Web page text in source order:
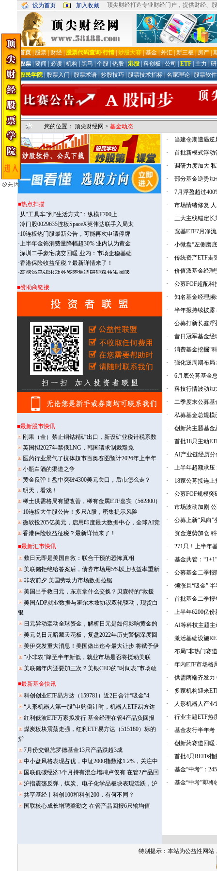
您的位置： 顶尖财经网 > 基金动态
■赞助商链接
■最新股市快讯
刚果（金）禁止铜钴精矿出口，新设矿业税计税系数
英国拟2027年禁俄LNG，韩国请求制裁豁免
医药行业景气了抗体超市百奥赛图预计2026年上半年
小瓶白酒的渠道之争
黄金反弹！盘中突破4300美元关口，后市怎么走？
明天，看戏！
稀土供需格局有望改善，稀有金属ETF嘉实（562800）
10连板大牛股公告！多只A股，密集提示风险
微软投205亿美元，启用印度最大数据中心，全球AI竞
香港保险收益征税？最新详情来了！
·
当建仓期遭遇
·
首批新模式浮动
·
调研力度加大
·
部分基金逆势加
·
7月浮盈超过
·
市场情绪修复
·
三大主线锚定长
·
宽基ETF7月净
·
小微盘“左侧磨
·
传统资产ETF走
·
价值派基金经理
·
公募FOF超配科
·
知名基金经理频
·
半年报持续披露
·
公募打新长鑫浮
·
昔日冠军基金经
·
消费基金挖掘“
·
强化逆周期布局
·
6月底公募基金
·
科技行情波动加
·
二季度末公募基
·
私募基金总规模
·
创新药主题基金
·
首批18只主动
·
AI产业链经历分
·
上半年超额承压
·
18家公募接连
·
公募FOF规模突
·
市场波动加剧
·
公募上新“风向”
·
资金逆势加仓
·
271只！上半年
·
基金共管：
·
公募基金二季报
·
领涨且“吸金”
·
首批基金二季报
·
上半年6200亿
·
AI等科技主题主
·
激活基础设施
·
布局“非热门赛
·
年内ETF市场格
·
供需两端齐发
·
多家机构迎来
·
人形机器人产
·
行业主题ETF热
·
基金发行半年考
·
创新药赛道回暖
·
首批4只REITs
·
基金“中考”：
·
基金“中考”即将
特别提示：本站为公益性网站